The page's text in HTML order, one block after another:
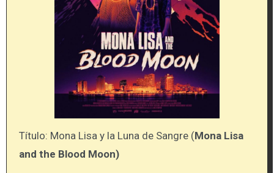
Título: Mona Lisa y la Luna de Sangre (Mona Lisa
and the Blood Moon)